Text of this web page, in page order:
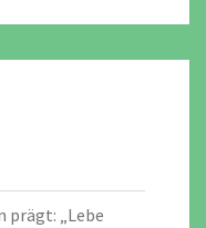
prägt: „Lebe